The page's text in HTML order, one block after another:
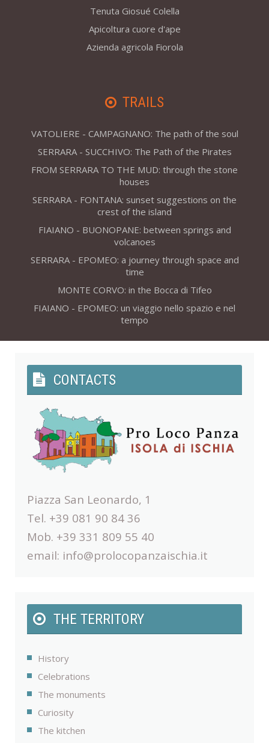
Tenuta Giosué Colella
Apicoltura cuore d'ape
Azienda agricola Fiorola
TRAILS
VATOLIERE - CAMPAGNANO: The path of the soul
SERRARA - SUCCHIVO: The Path of the Pirates
FROM SERRARA TO THE MUD: through the stone
houses
SERRARA - FONTANA: sunset suggestions on the
crest of the island
FIAIANO - BUONOPANE: between springs and
volcanoes
SERRARA - EPOMEO: a journey through space and
time
MONTE CORVO: in the Bocca di Tifeo
FIAIANO - EPOMEO: un viaggio nello spazio e nel
tempo
CONTACTS
Piazza San Leonardo, 1
Tel. +39 081 90 84 36
Mob. +39 331 809 55 40
email: info@prolocopanzaischia.it
THE TERRITORY
History
Celebrations
The monuments
Curiosity
The kitchen